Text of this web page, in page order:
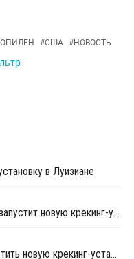
#США #НОВОСТЬ
в Луизиане
Shin-Etsu в конце января - феврале запустит новую крекинг-установку в Луизиане
Shin-Etsu в декабре намерена запустить новую крекинг-установку в Луизиане